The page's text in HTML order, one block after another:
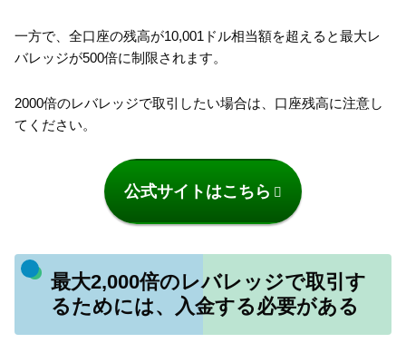
一方で、全口座の残高が10,001ドル相当額を超えると最大レ
バレッジが500倍に制限されます。
2000倍のレバレッジで取引したい場合は、口座残高に注意し
てください。
公式サイトはこちら
最大2,000倍のレバレッジで取引す
るためには、入金する必要がある